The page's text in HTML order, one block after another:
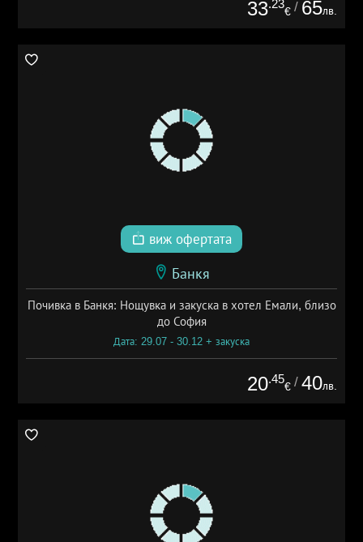
33.23
€ / 65лв.
виж офертата
Банкя
Почивка в Банкя: Нощувка и закуска в хотел Емали, близо
до София
Дата: 29.07 - 30.12 + закуска
20.45
€ / 40лв.